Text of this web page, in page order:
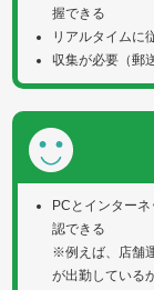
握できる
リアルタイムに
収集が必要（郵
PCとインター
認できる
※例えば、店舗
が出勤している